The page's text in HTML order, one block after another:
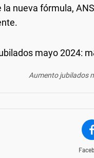
la nueva fórmula,
Aumento jubilados